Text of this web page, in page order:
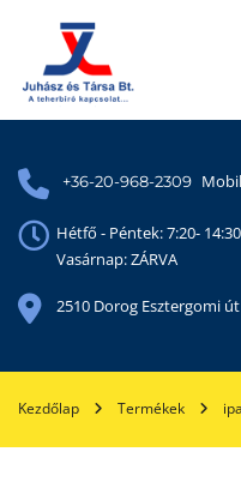
+36-20-968-2309
Hétfő - Péntek: 7:20-
Vasárnap: ZÁRVA
2510 Dorog Esztergomi
Kezdőlap Termékek